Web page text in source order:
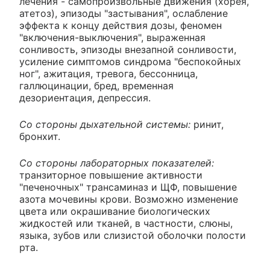
атетоз), эпизоды "застывания", ослабление
эффекта к концу действия дозы, феномен
"включения-выключения", выраженная
сонливость, эпизоды внезапной сонливости,
усиление симптомов синдрома "беспокойных
ног", ажитация, тревога, бессонница,
галлюцинации, бред, временная
дезориентация, депрессия.
Со стороны дыхательной системы: ринит,
бронхит.
Со стороны лабораторных показателей:
транзиторное повышение активности
"печеночных" трансаминаз и ЩФ, повышение
азота мочевины крови. Возможно изменение
цвета или окрашивание биологических
жидкостей или тканей, в частности, слюны,
языка, зубов или слизистой оболочки полости
рта.